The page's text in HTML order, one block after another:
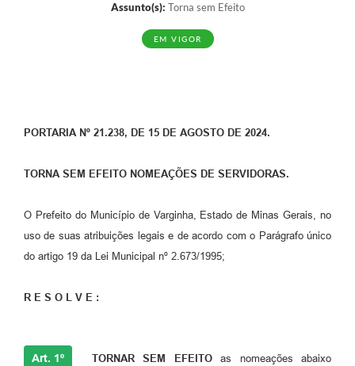
Assunto(s): Torna sem Efeito
EM VIGOR
PORTARIA Nº 21.238, DE 15 DE AGOSTO DE 2024.
TORNA SEM EFEITO NOMEAÇÕES DE SERVIDORAS.
O Prefeito do Município de Varginha, Estado de Minas Gerais, no
uso de suas atribuições legais e de acordo com o Parágrafo único
do artigo 19 da Lei Municipal nº 2.673/1995;
R E S O L V E :
Art. 1º TORNAR SEM EFEITOas nomeações abaixo